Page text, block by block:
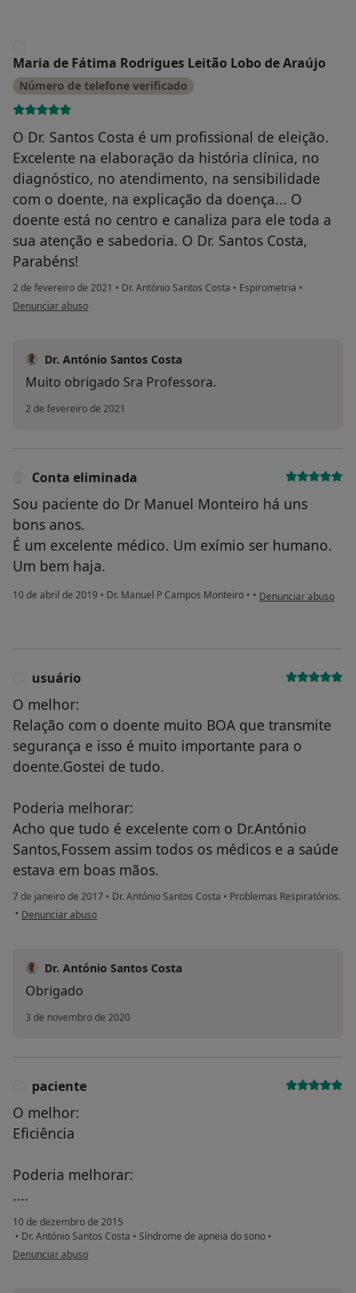
Maria de Fátima Rodrigues Leitão Lobo de Araújo
Número de telefone verificado
O Dr. Santos Costa é um profissional de eleição.
Excelente na elaboração da história clínica, no
diagnóstico, no atendimento, na sensibilidade
com o doente, na explicação da doença... O
doente está no centro e canaliza para ele toda a
sua atenção e sabedoria. O Dr. Santos Costa,
Parabéns!
2 de fevereiro de 2021 • Dr. António Santos Costa • Espirometria •
na opinião do utilizador Maria de Fátima Rodrigues Leitão Lobo de Araújo
Denunciar abuso
Dr. António Santos Costa
Muito obrigado Sra Professora.
2 de fevereiro de 2021
Conta eliminada
Sou paciente do Dr Manuel Monteiro há uns
bons anos.
É um excelente médico. Um exímio ser humano.
Um bem haja.
10 de abril de 2019 • Dr. Manuel P Campos Monteiro • • na opinião do
Denunciar abuso
usuário
O melhor:
Relação com o doente muito BOA que transmite
segurança e isso é muito importante para o
doente.Gostei de tudo.
Poderia melhorar:
Acho que tudo é excelente com o Dr.António
Santos,Fossem assim todos os médicos e a saúde
estava em boas mãos.
7 de janeiro de 2017 • Dr. António Santos Costa • Problemas Respiratórios.
• na opinião do utilizador usuário
Denunciar abuso
Dr. António Santos Costa
Obrigado
3 de novembro de 2020
paciente
O melhor:
Eficiência
Poderia melhorar:
....
10 de dezembro de 2015
• Dr. António Santos Costa • Síndrome de apneia do sono •
na opinião do utilizador paciente
Denunciar abuso